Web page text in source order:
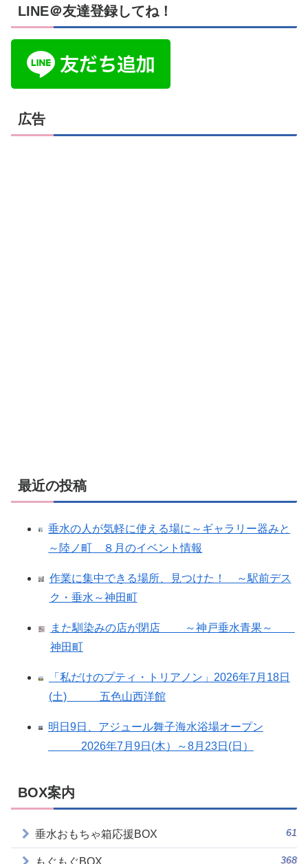
LINE＠友達登録してね！
広告
最近の投稿
垂水の人が気軽に使える場に～ギャラリー器みと
～陸ノ町 ８月のイベント情報
作業に集中できる場所、見つけた！ ～駅前デス
ク・垂水～神田町
また馴染みの店が閉店 ～神戸垂水青果～
神田町
「私だけのプティ・トリアノン」2026年7月18日
(土) 五色山西洋館
明日9日、アジュール舞子海水浴場オープン
2026年7月9日(木）～8月23日(日）
BOX案内
垂水おもちゃ箱応援BOX 61
もぐもぐBOX 368